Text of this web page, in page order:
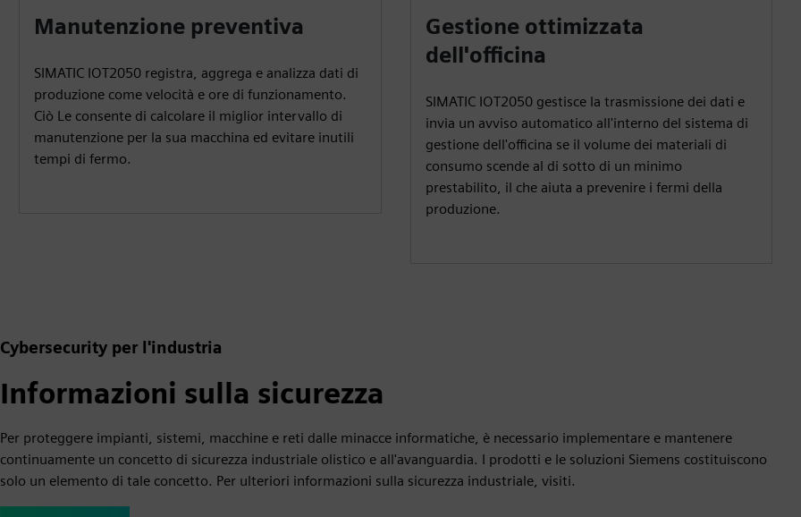
Manutenzione preventiva
SIMATIC IOT2050 registra, aggrega e analizza dati di
produzione come velocità e ore di funzionamento.
Ciò Le consente di calcolare il miglior intervallo di
manutenzione per la sua macchina ed evitare inutili
tempi di fermo.
Gestione ottimizzata
dell'officina
SIMATIC IOT2050 gestisce la trasmissione dei dati e
invia un avviso automatico all'interno del sistema di
gestione dell'officina se il volume dei materiali di
consumo scende al di sotto di un minimo
prestabilito, il che aiuta a prevenire i fermi della
produzione.
Cybersecurity per l'industria
Informazioni sulla sicurezza
Per proteggere impianti, sistemi, macchine e reti dalle minacce informatiche, è necessario implementare e mantenere
continuamente un concetto di sicurezza industriale olistico e all'avanguardia. I prodotti e le soluzioni Siemens costituiscono
solo un elemento di tale concetto. Per ulteriori informazioni sulla sicurezza industriale, visiti.